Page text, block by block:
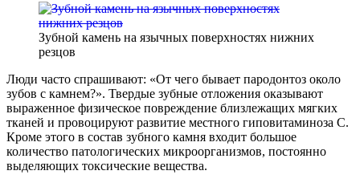
Зубной камень на язычных поверхностях нижних
резцов
Люди часто спрашивают: «От чего бывает пародонтоз около
зубов с камнем?». Твердые зубные отложения оказывают
выраженное физическое повреждение близлежащих мягких
тканей и провоцируют развитие местного гиповитаминоза С.
Кроме этого в состав зубного камня входит большое
количество патологических микроорганизмов, постоянно
выделяющих токсические вещества.